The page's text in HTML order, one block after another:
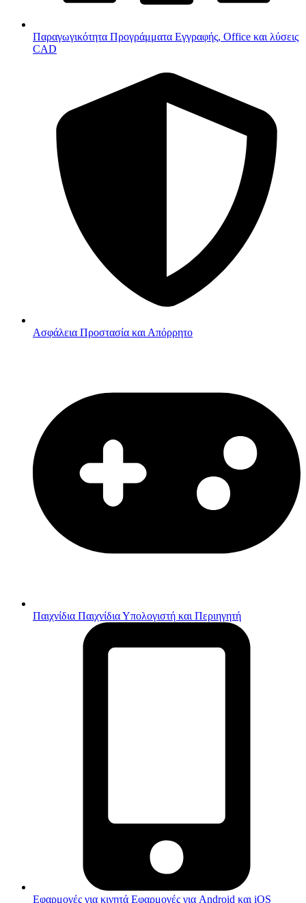
Παραγωγικότητα Προγράμματα Εγγραφής, Office και λύσεις
CAD
Ασφάλεια Προστασία και Απόρρητο
Παιχνίδια Παιχνίδια Υπολογιστή και Περιηγητή
Εφαρμογές για κινητά Εφαρμογές για Android και iOS